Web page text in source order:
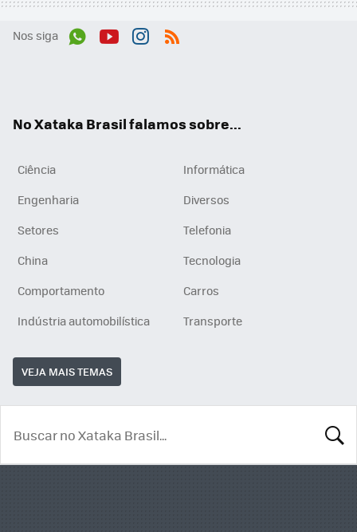
Nos siga
No Xataka Brasil falamos sobre...
Ciência
Informática
Engenharia
Diversos
Setores
Telefonia
China
Tecnologia
Comportamento
Carros
Indústria automobilística
Transporte
VEJA MAIS TEMAS